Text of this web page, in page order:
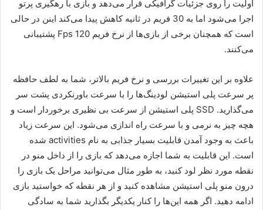
اولیت را روی جزئیات گرافیکی قرار می‌دهد و بازی با رهگیری پرتو
اجرا می‌شود اما به 30 فریم در ثانیه کاهش پیدا می‌کند اینن در حالی
است که همچنان برخی از بازی‌ها از نرخ فریم 120 Fps پشتیبانی
می‌کنند.
علاوه بر این تغییرات بررسی و نرخ فریم بالاتر، شما به لطف حافظه
پر سرعت پلی استیشن لودینگ‌ها را با سرعت باورنکردی پشت سر
می‌گذارید. SSD پلی استیشن از سرعت بی نظیری برخوردار است و
هچه چیز به نرمی و با سرعت راه اندازی می‌شود. این سرعت زیاد
باعث به وجود آمدن قابلیت بسیار جذابی به نام activities شده
است. این قابلیت به شما اجازه می‌دهد که بازی را از داخل منو در
نقطه مورد نظر لود کنید، به طور مثال می‌توانید مراحل یک بازی را
درون منو پلی استیشن مشاهده کنید و از هر نقطه که خواستید بازی
ادامه دهید. اگر همه این‌ها را کنار یکدیگر بگذارید شما به سادگی